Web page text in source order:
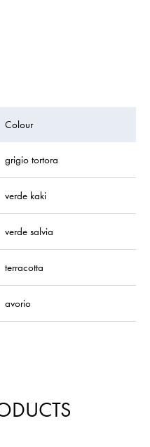
Colour
grigio tortora
verde kaki
verde salvia
terracotta
avorio